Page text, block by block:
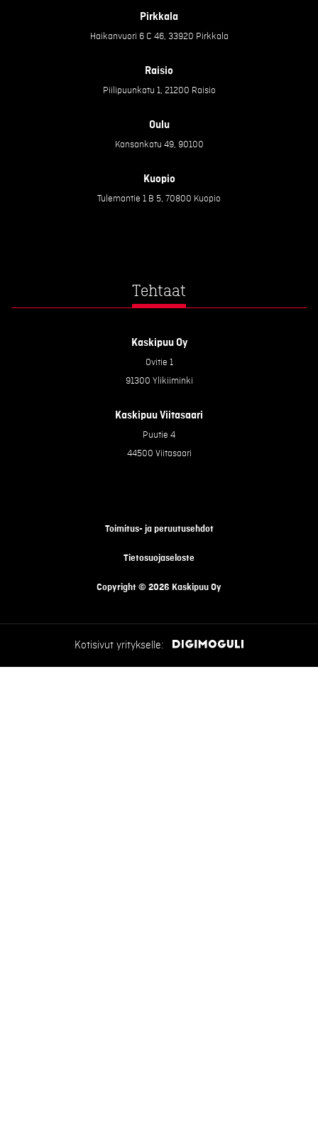
Pirkkala
Haikanvuori 6 C 46, 33920 Pirkkala
Raisio
Piilipuunkatu 1, 21200 Raisio
Oulu
Kansankatu 49, 90100
Kuopio
Tulemantie 1 B 5, 70800 Kuopio
Tehtaat
Kaskipuu Oy
Ovitie 1
91300 Ylikiiminki
Kaskipuu Viitasaari
Puutie 4
44500 Viitasaari
Copyright © 2026 Kaskipuu Oy
Tietosuojaseloste
Toimitus- ja peruutusehdot
Kotisivut yritykselle: